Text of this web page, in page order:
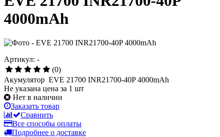
4000mAh
Артикул: -
(0)
Акумулятор EVE 21700 INR21700-40P 4000mAh
Не указана цена за 1 шт
Нет в наличии
Заказать товар
Сравнить
Все способы оплаты
Подробнее о доставке